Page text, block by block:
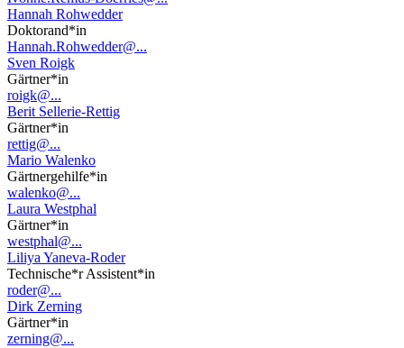
Hannah Rohwedder
Doktorand*in
Hannah.Rohwedder@...
Sven Roigk
Gärtner*in
roigk@...
Berit Sellerie-Rettig
Gärtner*in
rettig@...
Mario Walenko
Gärtnergehilfe*in
walenko@...
Laura Westphal
Gärtner*in
westphal@...
Liliya Yaneva-Roder
Technische*r Assistent*in
roder@...
Dirk Zerning
Gärtner*in
zerning@...